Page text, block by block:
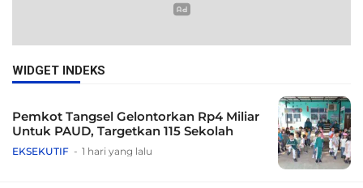
WIDGET INDEKS
Pemkot Tangsel Gelontorkan Rp4 Miliar
Untuk PAUD, Targetkan 115 Sekolah
EKSEKUTIF 1 hari yang lalu